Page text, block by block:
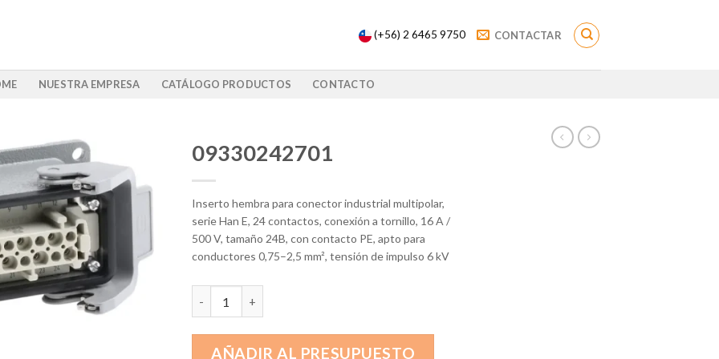
(+56) 2 6465 9750 CONTACTAR
NUESTRA EMPRESA CATÁLOGO PRODUCTOS CONTACTO
09330242701
Inserto hembra para conector industrial multipolar,
serie Han E, 24 contactos, conexión a tornillo, 16 A /
500 V, tamaño 24B, con contacto PE, apto para
conductores 0,75–2,5 mm², tensión de impulso 6 kV
AÑADIR AL PRESUPUESTO